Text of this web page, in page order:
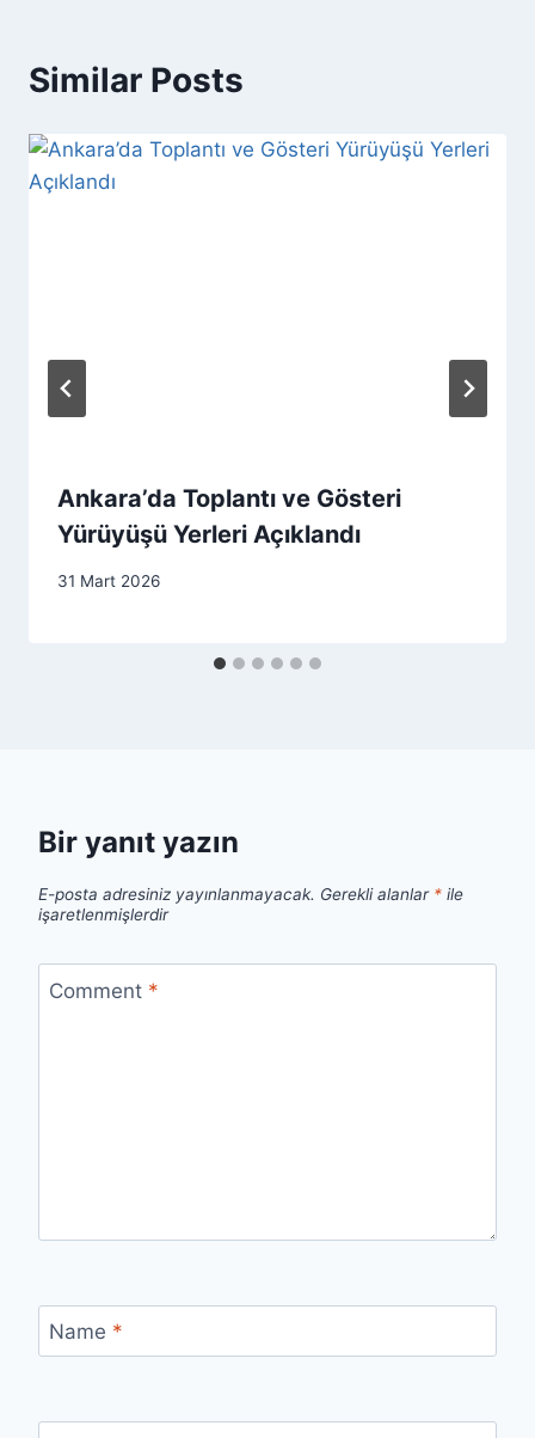
Similar Posts
Ankara’da Toplantı ve Gösteri
Yürüyüşü Yerleri Açıklandı
31 Mart 2026
Bir yanıt yazın
E-posta adresiniz yayınlanmayacak. Gerekli alanlar * ile
işaretlenmişlerdir
Comment *
Name *